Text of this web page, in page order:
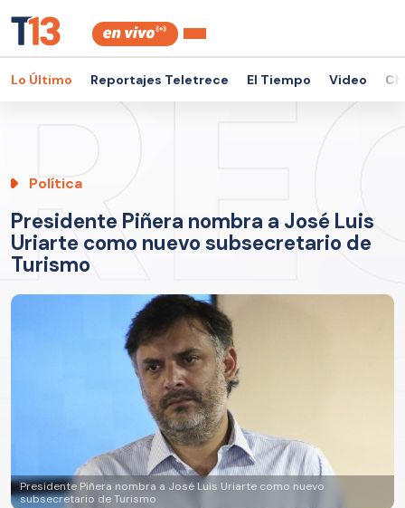
Lo Último Reportajes Teletrece El Tiempo Video
Política
Presidente Piñera nombra a José Luis
Uriarte como nuevo subsecretario de
Turismo
Presidente Piñera nombra a José Luis Uriarte como nuevo
subsecretario de Turismo